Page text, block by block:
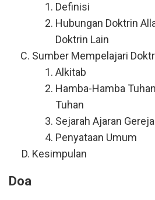
Definisi
Hubungan Doktrin
Doktrin Lain
Sumber Mempelajari
Alkitab
Hamba-Hamba
Tuhan
Sejarah Ajaran Gereja
Penyataan Umum
Kesimpulan
Doa